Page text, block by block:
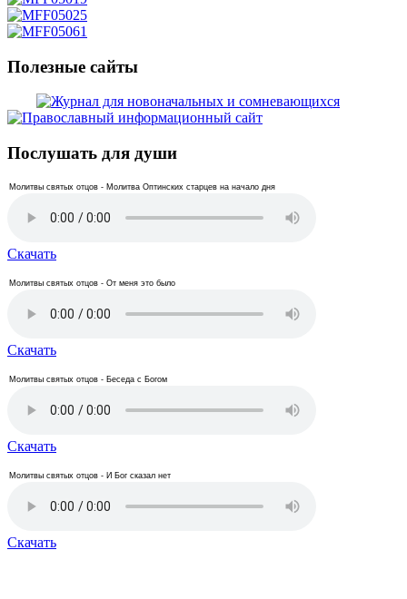
Полезные сайты
Послушать для души
Молитвы святых отцов - Молитва Оптинских старцев на начало дня
Скачать
Молитвы святых отцов - От меня это было
Скачать
Молитвы святых отцов - Беседа с Богом
Скачать
Молитвы святых отцов - И Бог сказал нет
Скачать